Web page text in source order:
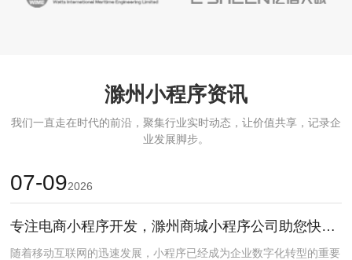
滁州小程序资讯
我们一直走在时代的前沿，聚集行业实时动态，让价值共享，记录企
业发展脚步。
07-092026
专注电商小程序开发，滁州商城小程序公司助您快速上线
随着移动互联网的迅速发展，小程序已经成为企业数字化转型的重要